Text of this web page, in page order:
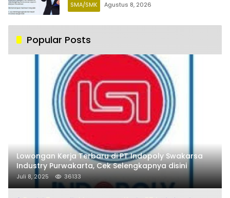
SMA/SMK Agustus 8, 2026
Popular Posts
Lowongan Kerja Terbaru di PT Indopoly Swakarsa
Industry Purwakarta, Cek Selengkapnya disini
Juli 8, 2025 36133